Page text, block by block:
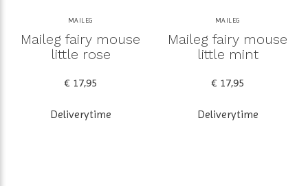
MAILEG
Maileg fairy mouse
little rose
€ 17,95
Deliverytime
MAILEG
Maileg fairy mouse
little mint
€ 17,95
Deliverytime